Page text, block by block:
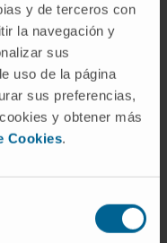
y de terceros con
la navegación y
sus
uso de la página
sus preferencias,
y obtener más
Cookies.
identificar MCH
diversos
con la
preclínica y
explica el Dr.
que la